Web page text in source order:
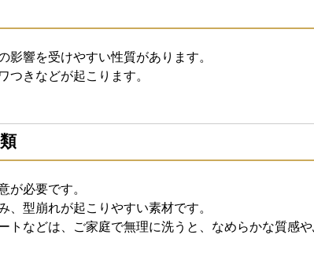
響を受けやすい性質があります。
つきなどが起こります。
が必要です。
型崩れが起こりやすい素材です。
トなどは、ご家庭で無理に洗うと、なめらかな質感